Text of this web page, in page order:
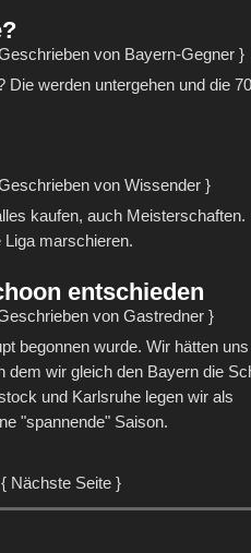
von Bayern-Gegner }
Die werden untergehen und die 70
von Wissender }
kaufen, auch Meisterschaften.
Liga marschieren.
entschieden
von Gastredner }
begonnen wurde. Wir hätten
dem wir gleich den Bayern die
und Karlsruhe legen wir als
"spannende" Saison.
Nächste Seite }